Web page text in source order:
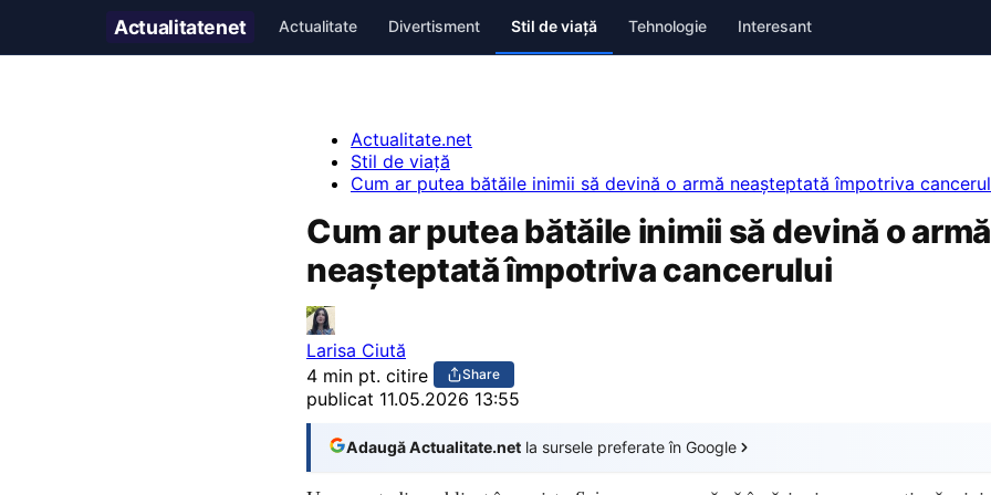
Actualitatenet Actualitate Divertisment Stil de viață Tehnologie Interesant
Actualitate.net
Stil de viață
Cum ar putea bătăile inimii să devină o armă neașteptată împotriva
Cum ar putea bătăile inimii să devină o armă
neașteptată împotriva cancerului
Larisa Ciută
4 min pt. citire
Share
publicat 11.05.2026 13:55
Adaugă Actualitate.net la sursele preferate în Google